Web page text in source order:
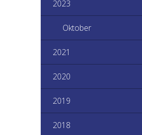
2023
Oktober
2021
2020
2019
2018